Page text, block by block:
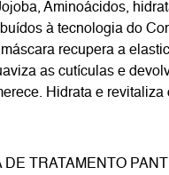
Aminoácidos,
à tecnologia do
recupera a
as cutículas e
Hidrata e revitaliza
DE TRATAMENTO